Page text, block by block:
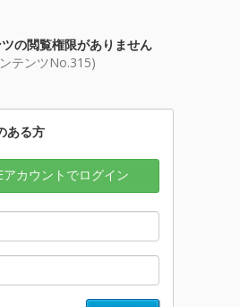
の閲覧権限がありません
テンツNo.315)
ある方
アカウントでログイン